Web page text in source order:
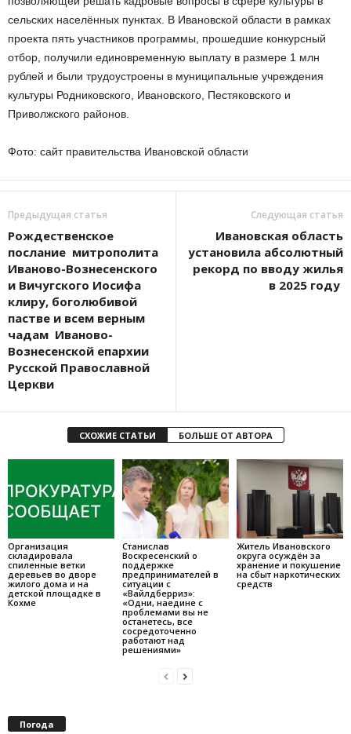
сельских населённых пунктах. В Ивановской области в рамках
проекта пять участников программы, прошедшие конкурсный
отбор, получили единовременную выплату в размере 1 млн
рублей и были трудоустроены в муниципальные учреждения
культуры Родниковского, Ивановского, Пестяковского и
Приволжского районов.
Фото: сайт правительства Ивановской области
Предыдущая статья
Рождественское
послание митрополита
Иваново-Вознесенского
и Вичугского Иосифа
клиру, боголюбивой
пастве и всем верным
чадам Иваново-
Вознесенской епархии
Русской Православной
Церкви
Следующая статья
Ивановская область
установила абсолютный
рекорд по вводу жилья
в 2025 году
СХОЖИЕ СТАТЬИ БОЛЬШЕ ОТ АВТОРА
Организация
складировала
спиленные ветки
деревьев во дворе
жилого дома и на
детской площадке в
Кохме
Станислав
Воскресенский о
поддержке
предпринимателей в
ситуации с
«Вайлдберриз»:
«Одни, наедине с
проблемами вы не
останетесь, все
сосредоточенно
работают над
решениями»
Житель Ивановского
округа осуждён за
хранение и покушение
на сбыт наркотических
средств
Погода